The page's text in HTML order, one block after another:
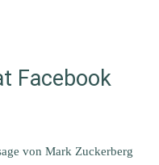
Facebook
von Mark Zuckerberg